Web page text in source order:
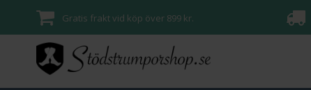
Gratis frakt vid köp över 899 kr.